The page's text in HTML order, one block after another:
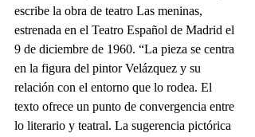
escribe la obra de teatro Las meninas,
estrenada en el Teatro Español de Madrid el
9 de diciembre de 1960. “La pieza se centra
en la figura del pintor Velázquez y su
relación con el entorno que lo rodea. El
texto ofrece un punto de convergencia entre
lo literario y teatral. La sugerencia pictórica